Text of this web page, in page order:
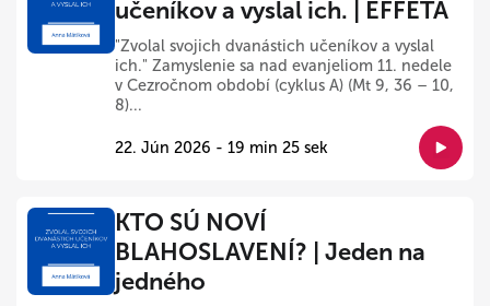
učeníkov a vyslal ich. | EFFETA
"Zvolal svojich dvanástich učeníkov a vyslal
ich." Zamyslenie sa nad evanjeliom 11. nedele
v Cezročnom období (cyklus A) (Mt 9, 36 – 10,
8)...
22. Jún 2026 - 19 min 25 sek
KTO SÚ NOVÍ
BLAHOSLAVENÍ? | Jeden na
jedného